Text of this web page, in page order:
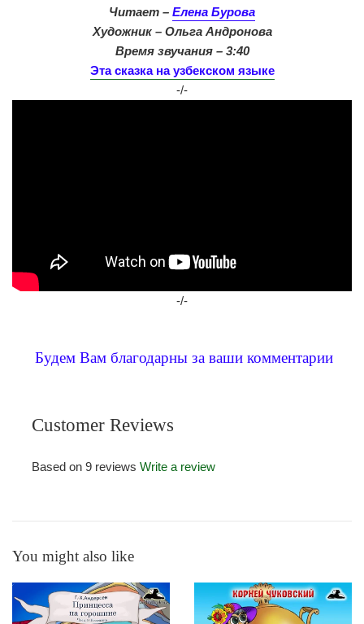
Читает – Елена Бурова
Художник – Ольга Андронова
Время звучания – 3:40
Эта сказка на узбекском языке
-/-
-/-
Будем Вам благодарны за ваши комментарии
Customer Reviews
Based on 9 reviews Write a review
You might also like